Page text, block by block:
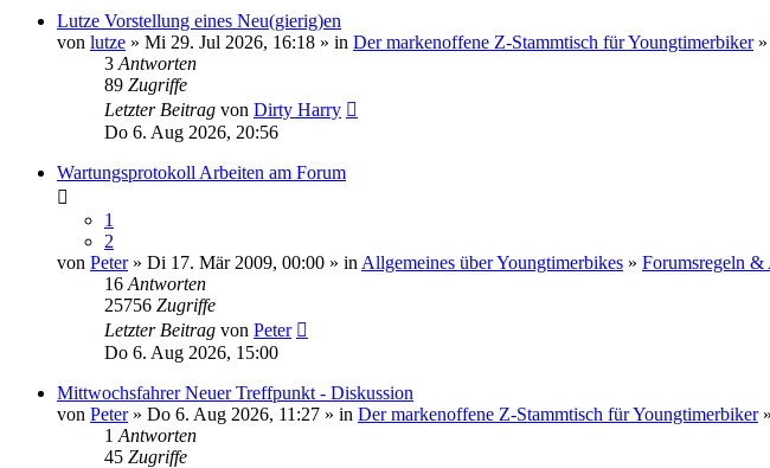
Lutze Vorstellung eines Neu(gierig)en
von lutze » Mi 29. Jul 2026, 16:18 » in Der markenoffene Z-Stammtisch für Youngtimerbiker»
3 Antworten
89 Zugriffe
Letzter Beitrag von Dirty Harry
Do 6. Aug 2026, 20:56
Wartungsprotokoll Arbeiten am Forum
1
2
von Peter» Di 17. Mär 2009, 00:00 » in Allgemeines über Youngtimerbikes » Forumsregeln &
16 Antworten
25756 Zugriffe
Letzter Beitrag von Peter
Do 6. Aug 2026, 15:00
Mittwochsfahrer Neuer Treffpunkt - Diskussion
von Peter» Do 6. Aug 2026, 11:27 » in Der markenoffene Z-Stammtisch für Youngtimerbiker»
1 Antworten
45 Zugriffe